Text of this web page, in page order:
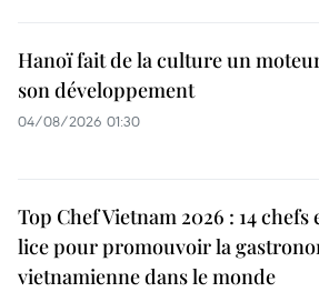
Hanoï fait de la culture un
son développement
04/08/2026 01:30
Top Chef Vietnam 2026 : 14 chefs
lice pour promouvoir la
vietnamienne dans le monde